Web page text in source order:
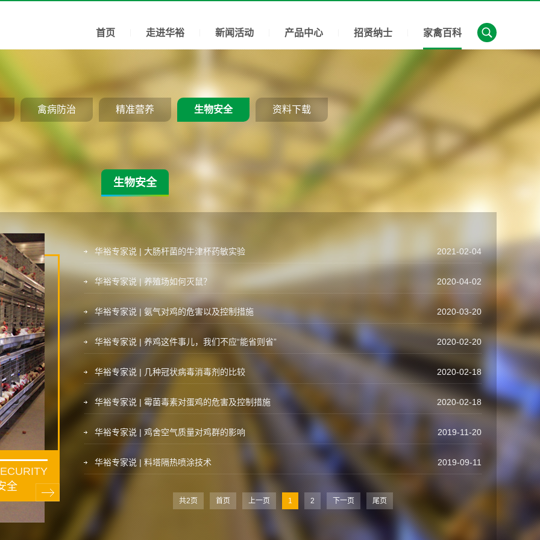
首页 走进华裕 新闻活动 产品中心 招贤纳士 家禽百科
禽病防治 精准营养 生物安全 资料下载
生物安全
全
华裕专家说 | 大肠杆菌的牛津杯药敏实验 2021-02-04
华裕专家说 | 养殖场如何灭鼠？ 2020-04-02
华裕专家说 | 氨气对鸡的危害以及控制措施 2020-03-20
华裕专家说 | 养鸡这件事儿，我们不应“能省则省” 2020-02-20
华裕专家说 | 几种冠状病毒消毒剂的比较 2020-02-18
华裕专家说 | 霉菌毒素对蛋鸡的危害及控制措施 2020-02-18
华裕专家说 | 鸡舍空气质量对鸡群的影响 2019-11-20
华裕专家说 | 料塔隔热喷涂技术 2019-09-11
共2页 首页 上一页 1 2 下一页 尾页